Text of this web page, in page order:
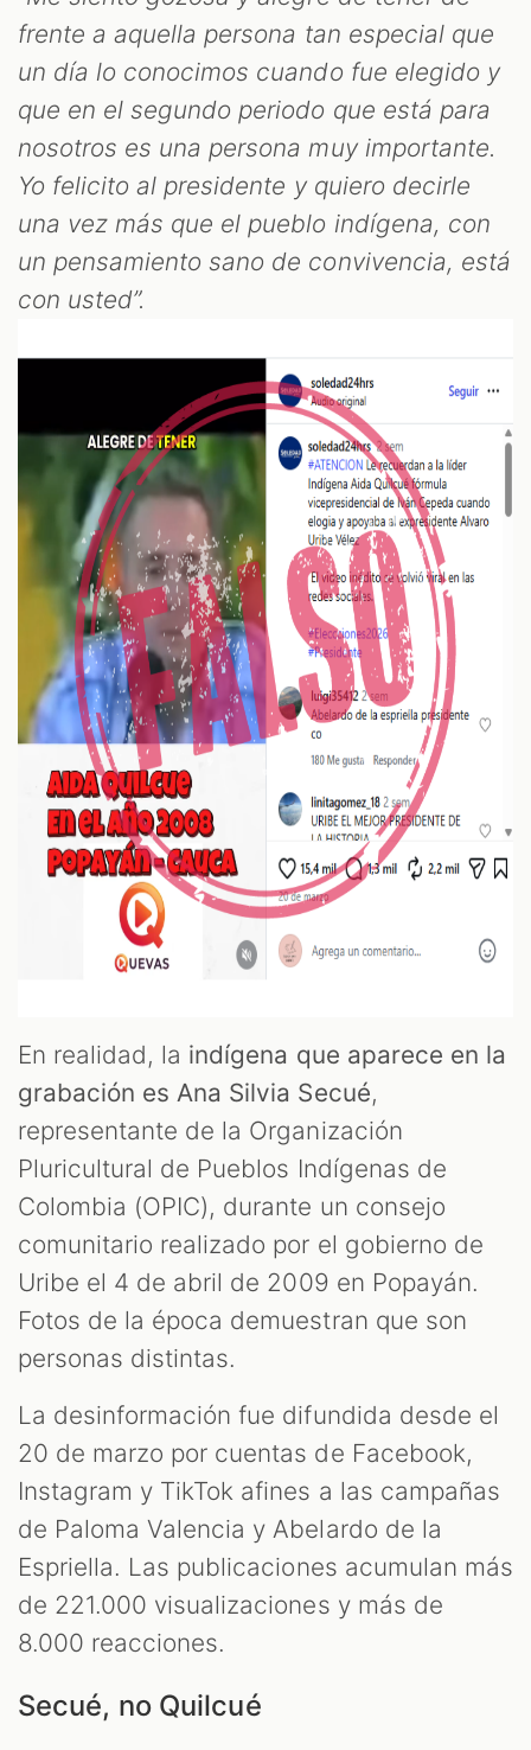
frente a aquella persona tan especial que
un día lo conocimos cuando fue elegido y
que en el segundo periodo que está para
nosotros es una persona muy importante.
Yo felicito al presidente y quiero decirle
una vez más que el pueblo indígena, con
un pensamiento sano de convivencia, está
con usted”.
En realidad, la indígena que aparece en la
grabación es Ana Silvia Secué,
representante de la Organización
Pluricultural de Pueblos Indígenas de
Colombia (OPIC), durante un consejo
comunitario realizado por el gobierno de
Uribe el 4 de abril de 2009 en Popayán.
Fotos de la época demuestran que son
personas distintas.
La desinformación fue difundida desde el
20 de marzo por cuentas de Facebook,
Instagram y TikTok afines a las campañas
de Paloma Valencia y Abelardo de la
Espriella. Las publicaciones acumulan más
de 221.000 visualizaciones y más de
8.000 reacciones.
Secué, no Quilcué